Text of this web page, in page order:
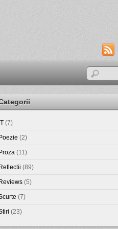
(7)
(2)
(11)
(89)
(5)
(7)
(23)